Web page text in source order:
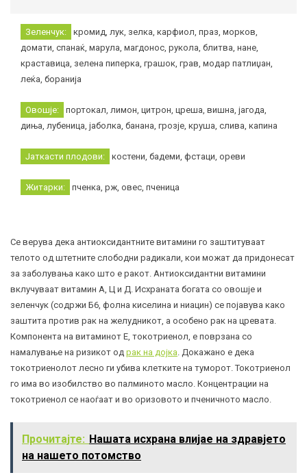
Зеленчук:
кромид, лук, зелка, карфиол, праз, морков,
домати, спанаќ, марула, магдонос, рукола, блитва, нане,
краставица, зелена пиперка, грашок, грав, модар патлиџан,
леќа, боранија
Овошје:
портокал, лимон, цитрон, цреша, вишна, јагода,
диња, лубеница, јаболка, банана, грозје, круша, слива, капина
Јаткасти плодови: костени, бадеми, фстаци, ореви
Житарки: пченка, рж, овес, пченица
Се верува дека антиоксидантните витамини го заштитуваат
телото од штетните слободни радикали, кои можат да придонесат
за заболувања како што е ракот. Антиоксидантни витамини
вклучуваат витамин А, Ц и Д. Исхраната богата со овошје и
зеленчук (содржи Б6, фолна киселина и ниацин) се појавува како
заштита против рак на желудникот, а особено рак на цревата.
Компонента на витаминот Е, токотриенол, е поврзана со
намалување на ризикот од рак на дојка . Докажано е дека
токотриенолот лесно ги убива клетките на туморот. Токотриенол
го има во изобилство во палминото масло. Концентрации на
токотриенол се наоѓаат и во оризовото и пченичното масло.
Прочитајте: Нашата исхрана влијае на здравјето
на нашето потомство